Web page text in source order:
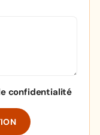
confidentialité